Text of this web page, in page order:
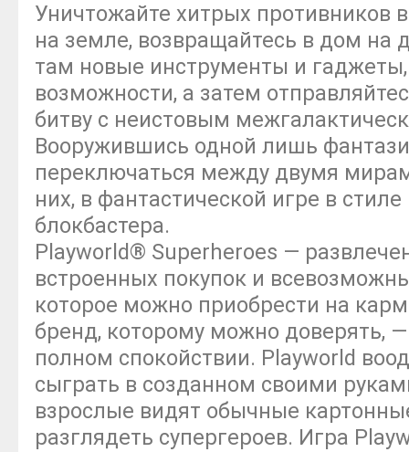
Уничтожайте хитрых противников
на земле, возвращайтесь в дом на
там новые инструменты и
возможности, а затем
битву с неистовым
Вооружившись одной лишь
переключаться между двумя
них, в фантастической игре в стиле
блокбастера.
Playworld® Superheroes —
встроенных покупок и
которое можно приобрести на
бренд, которому можно доверять,
полном спокойствии. Playworld
сыграть в созданном своими
взрослые видят обычные
разглядеть супергероев. Игра